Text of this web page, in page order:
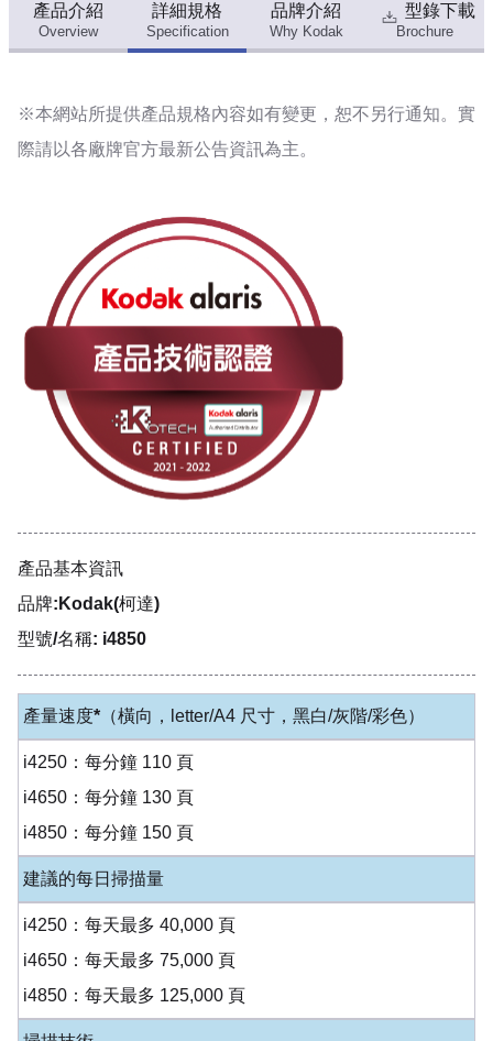
產品介紹
Overview
詳細規格
Specification
品牌介紹
Why Kodak
型錄下載
Brochure
※本網站所提供產品規格內容如有變更，恕不另行通知。實
際請以各廠牌官方最新公告資訊為主。
產品基本資訊
品牌:Kodak(柯達)
型號/名稱: i4850
產量速度* （橫向，letter/A4 尺寸，黑白/灰階/彩色）
i4250：每分鐘 110 頁
i4650：每分鐘 130 頁
i4850：每分鐘 150 頁
建議的每日掃描量
i4250：每天最多 40,000 頁
i4650：每天最多 75,000 頁
i4850：每天最多 125,000 頁